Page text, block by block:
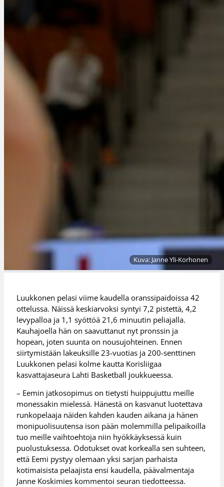
Kuva: Janne Yli-Korhonen
Luukkonen pelasi viime kaudella oranssipaidoissa 42
ottelussa. Näissä keskiarvoksi syntyi 7,2 pistettä, 4,2
levypalloa ja 1,1 syöttöä 21,6 minuutin peliajalla.
Kauhajoella hän on saavuttanut nyt pronssin ja
hopean, joten suunta on nousujohteinen. Ennen
siirtymistään lakeuksille 23-vuotias ja 200-senttinen
Luukkonen pelasi kolme kautta Korisliigaa
kasvattajaseura Lahti Basketball joukkueessa.
– Eemin jatkosopimus on tietysti huippujuttu meille
monessakin mielessä. Hänestä on kasvanut luotettava
runkopelaaja näiden kahden kauden aikana ja hänen
monipuolisuutensa ison pään molemmilla pelipaikoilla
tuo meille vaihtoehtoja niin hyökkäyksessä kuin
puolustuksessa. Odotukset ovat korkealla sen suhteen,
että Eemi pystyy olemaan yksi sarjan parhaista
kotimaisista pelaajista ensi kaudella, päävalmentaja
Janne Koskimies kommentoi seuran tiedotteessa.